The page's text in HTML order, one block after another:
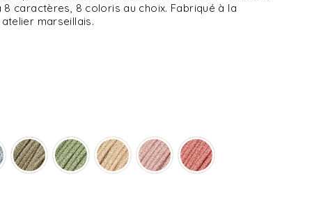
caractères, 8 coloris au choix. Fabriqué à la
marseillais.